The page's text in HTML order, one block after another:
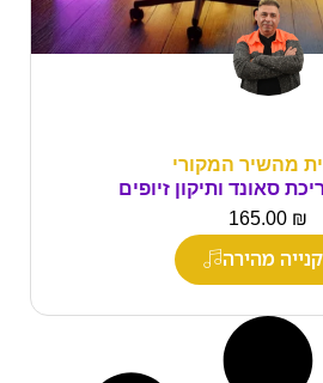
מהשיר המקורי
סאונד ותיקון זיופים
165.00 ₪
מהירה